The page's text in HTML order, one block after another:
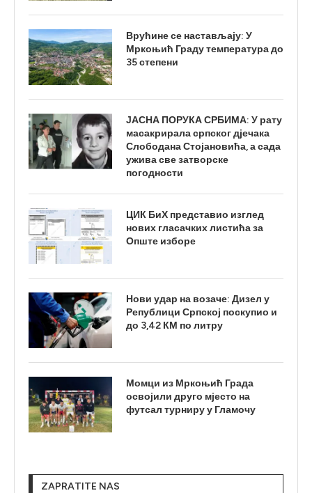
Врућине се настављају: У
Мркоњић Граду температура до
35 степени
ЈАСНА ПОРУКА СРБИМА: У рату
масакрирала српског дјечака
Слободана Стојановића, а сада
ужива све затворске
погодности
ЦИК БиХ представио изглед
нових гласачких листића за
Опште изборе
Нови удар на возаче: Дизел у
Републици Српској поскупио и
до 3,42 КМ по литру
Момци из Мркоњић Града
освојили друго мјесто на
футсал турниру у Гламочу
ZAPRATITE NAS